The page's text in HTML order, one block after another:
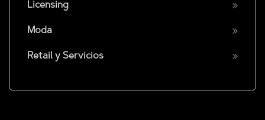
Licensing
Moda
Retail y Servicios